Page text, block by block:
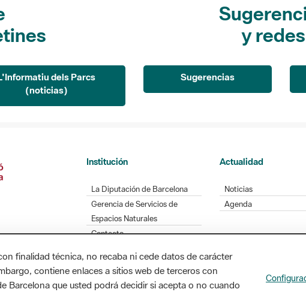
dels Parcs
(noticias)
y
Sugerencias
Institución
La Diputación de Barcelona
Gerencia de Servicios de
Espacios Naturales
Contacto
Actualidad
Noticias
Agenda
Diputación de Barcelona. Edifici Llacuna, 1a planta. Badajoz,
finalidad técnica, no recaba ni cede datos de carácter
contiene enlaces a sitios web de terceros con
Barcelona que usted podrá decidir si acepta o no cuando